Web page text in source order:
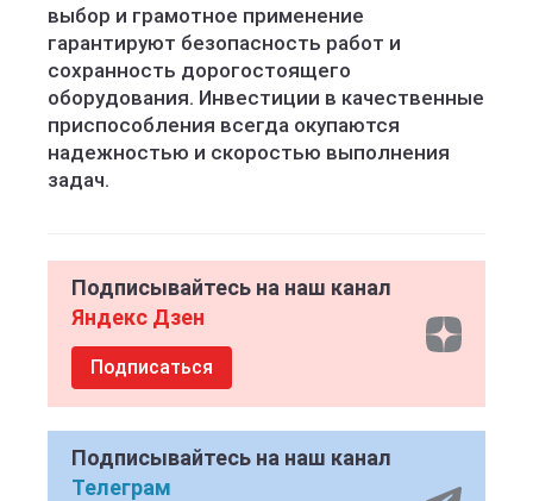
выбор и грамотное применение
гарантируют безопасность работ и
сохранность дорогостоящего
оборудования. Инвестиции в качественные
приспособления всегда окупаются
надежностью и скоростью выполнения
задач.
Подписывайтесь на наш канал
Яндекс Дзен
Подписаться
Подписывайтесь на наш канал
Телеграм